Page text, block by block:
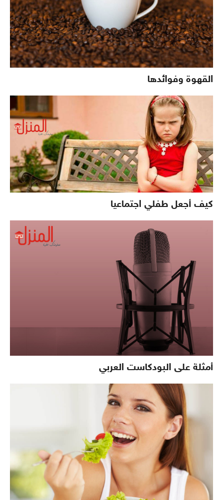
القهوة وفوائدها
كيف أجعل طفلي اجتماعيا
أمثلة على البودكاست العربي